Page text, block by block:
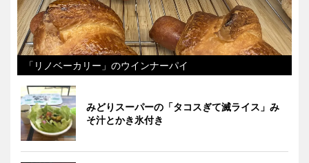
「リノベーカリー」のウインナーパイ
みどりスーパーの「タコスぎて滅ライス」み
そ汁とかき氷付き